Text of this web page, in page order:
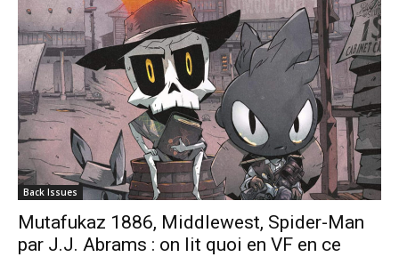
Back Issues
Mutafukaz 1886, Middlewest, Spider-Man
par J.J. Abrams : on lit quoi en VF en ce